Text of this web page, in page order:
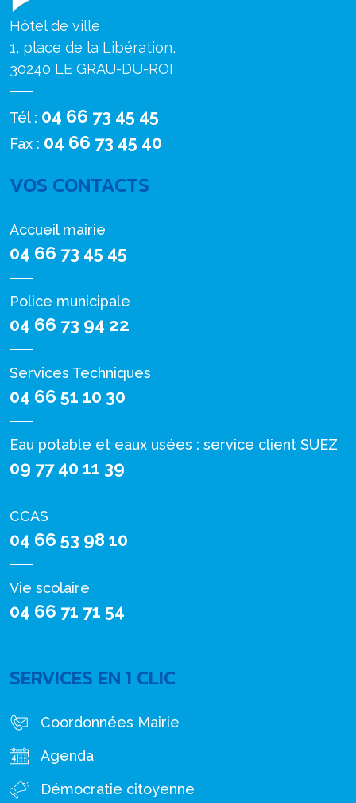
Hôtel de ville
1, place de la Libération,
30240 LE GRAU-DU-ROI
Tél : 04 66 73 45 45
Fax : 04 66 73 45 40
VOS CONTACTS
Accueil mairie
04 66 73 45 45
Police municipale
04 66 73 94 22
Services Techniques
04 66 51 10 30
Eau potable et eaux usées : service client SUEZ
09 77 40 11 39
CCAS
04 66 53 98 10
Vie scolaire
04 66 71 71 54
SERVICES EN 1 CLIC
Coordonnées Mairie
Agenda
Démocratie citoyenne